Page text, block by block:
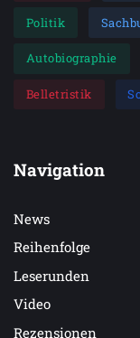
Politik
Autobiographie
Belletristik
Navigation
News
Reihenfolge
Leserunden
Video
Rezensionen